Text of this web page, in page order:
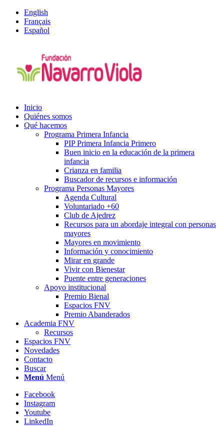
English
Français
Español
Inicio
Quiénes somos
Qué hacemos
Programa Primera Infancia
PIP Primera Infancia Primero
Buen inicio en la educación de la primera
infancia
Crianza en familia
Buscador de recursos e información
Programa Personas Mayores
Agenda Cultural
Voluntariado +60
Club de Ajedrez
Recursos para un abordaje integral con personas
mayores
Mayores en movimiento
Información y conocimiento
Mirar en grande
Vivir con Bienestar
Puente entre generaciones
Apoyo institucional
Premio Bienal
Espacios FNV
Premio Abanderados
Academia FNV
Recursos
Espacios FNV
Novedades
Contacto
Buscar
Menú Menú
Facebook
Instagram
Youtube
LinkedIn